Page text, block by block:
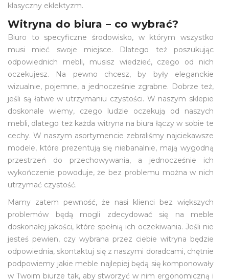
klasyczny eklektyzm.
Witryna do biura – co wybrać?
Biuro to specyficzne środowisko, w którym wszystko
musi mieć swoje miejsce. Dlatego też poszukując
odpowiednich mebli, musisz wiedzieć, czego od nich
oczekujesz. Na pewno chcesz, by były eleganckie
wizualnie, pojemne, a jednocześnie zgrabne. Dobrze też,
jeśli są łatwe w utrzymaniu czystości. W naszym sklepie
doskonale wiemy, czego ludzie oczekują od naszych
mebli, dlatego też każda witryna na biura łączy w sobie te
cechy. W naszym asortymencie zebraliśmy najciekawsze
modele, które prezentują się niebanalnie, mają wygodną
przestrzeń do przechowywania, a jednocześnie ich
wykończenie powoduje, że bez problemu można w nich
utrzymać czystość.
Mamy zatem pewność, że nasi klienci bez większych
problemów będą mogli zdecydować się na meble
doskonałej jakości, które spełnią ich oczekiwania. Jeśli nie
jesteś pewien, czy wybrana przez ciebie witryna będzie
odpowiednia, skontaktuj się z naszymi doradcami, chętnie
podpowiemy jakie meble najlepiej będą się komponowały
w Twoim biurze tak, aby stworzyć w nim ergonomiczną i